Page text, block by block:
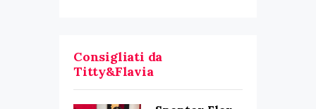
Consigliati da
Titty&Flavia